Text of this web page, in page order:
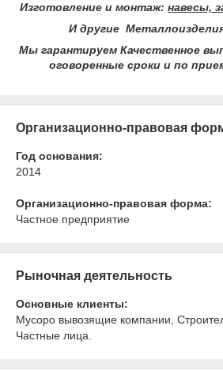
Изготовление и монтаж: навесы,
И другие Металлоизделия
Мы гарантируем Качественное
оговоренные сроки и по
Организационно-правовая
Год основания:
2014
Организационно-правовая форма:
Частное предприятие
Рыночная деятельность
Основные клиенты:
Мусоро вывозящие компании,
Частные лица.